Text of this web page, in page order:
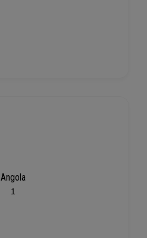
Angola
1